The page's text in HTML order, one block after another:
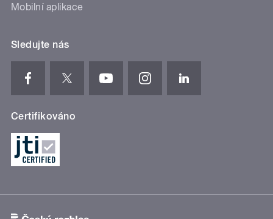
Mobilní aplikace
Sledujte nás
Certifikováno